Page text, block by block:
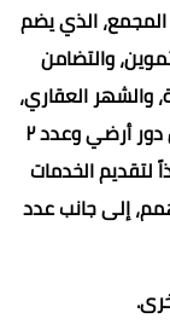
الذي يضم
والتضامن
والشهر العقاري،
وهو مقام على مساحة ٤٢٥ م٢، ومكون من دور أرضي وعدد ٢
يضم الدور الأرضي ١٥ منفذاً لتقديم الخدمات
الهمم، إلى جانب عدد